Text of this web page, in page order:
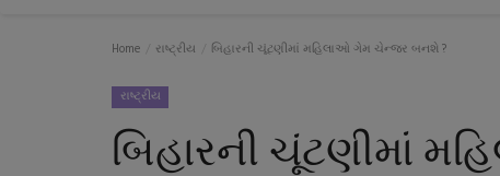
Home રાષ્ટ્રીય બિહારની ચૂંટણીમાં મહિલાઓ ગેમ ચેન્જર બનશે ?
રાષ્ટ્રીય
બિહારની ચૂંટણીમાં